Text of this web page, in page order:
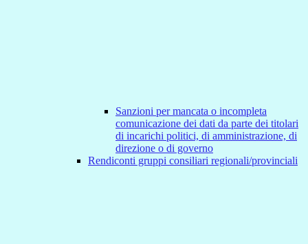
Sanzioni per mancata o incompleta
comunicazione dei dati da parte dei titolari
di incarichi politici, di amministrazione, di
direzione o di governo
Rendiconti gruppi consiliari regionali/provinciali